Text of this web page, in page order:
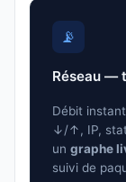
📡
Réseau —
Débit
↓/↑, IP,
un graphe
suivi de